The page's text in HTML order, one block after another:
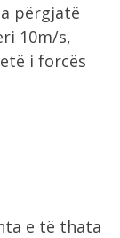
përgjatë
10m/s,
i forcës
e të thata